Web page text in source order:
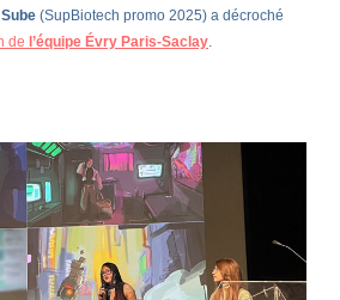
(SupBiotech promo 2025) a décroché
de l’équipe Évry Paris-Saclay.